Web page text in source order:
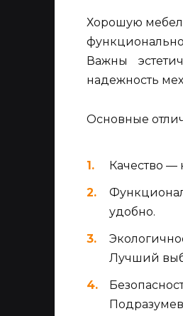
Хорошую
Важны
надежность
Основные
Качество —
удобно.
Лучший